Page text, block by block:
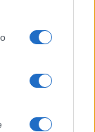
(proprio
tutte le
dei tre
rischi